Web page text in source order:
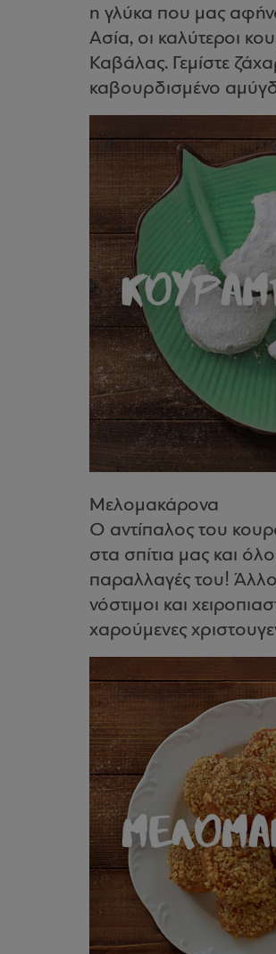
η γλύκα που μας
Ασία, οι καλύτεροι
Καβάλας. Γεμίστε
καβουρδισμένο
Μελομακάρονα
Ο αντίπαλος του
στα σπίτια μας και
παραλλαγές του!
νόστιμοι και
χαρούμενες